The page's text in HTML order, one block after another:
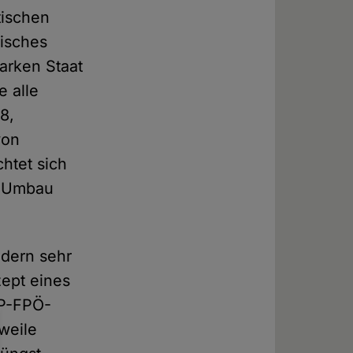
Staat
alle
sich
sehr
eines
FPÖ-